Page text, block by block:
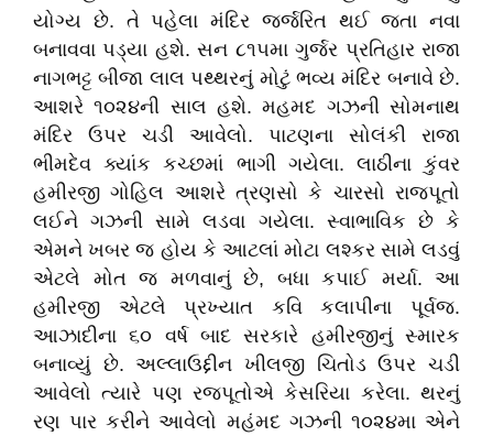
યોગ્ય છે. તે પહેલા મંદિર જર્જરિત થઈ જતા નવા
બનાવવા પડ્યા હશે. સન ૮૧૫મા ગુર્જર પ્રતિહાર રાજા
નાગભટ્ટ બીજા લાલ પથ્થરનું મોટું ભવ્ય મંદિર બનાવે છે.
આશરે ૧૦૨૪ની સાલ હશે. મહમદ ગઝની સોમનાથ
મંદિર ઉપર ચડી આવેલો. પાટણના સોલંકી રાજા
ભીમદેવ ક્યાંક કચ્છમાં ભાગી ગયેલા. લાઠીના કુંવર
હમીરજી ગોહિલ આશરે ત્રણસો કે ચારસો રાજપૂતો
લઈને ગઝની સામે લડવા ગયેલા. સ્વાભાવિક છે કે
એમને ખબર જ હોય કે આટલાં મોટા લશ્કર સામે લડવું
એટલે મોત જ મળવાનું છે, બધા કપાઈ મર્યા. આ
હમીરજી એટલે પ્રખ્યાત કવિ કલાપીના પૂર્વજ.
આઝાદીના ૬૦ વર્ષ બાદ સરકારે હમીરજીનું સ્મારક
બનાવ્યું છે. અલ્લાઉદ્દીન ખીલજી ચિતોડ ઉપર ચડી
આવેલો ત્યારે પણ રજપૂતોએ કેસરિયા કરેલા. થરનું
રણ પાર કરીને આવેલો મહંમદ ગઝની ૧૦૨૪મા એને